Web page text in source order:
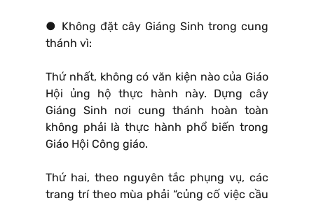
● Không đặt cây Giáng Sinh trong cung
thánh vì:
Thứ nhất, không có văn kiện nào của Giáo
Hội ủng hộ thực hành này. Dựng cây
Giáng Sinh nơi cung thánh hoàn toàn
không phải là thực hành phổ biến trong
Giáo Hội Công giáo.
Thứ hai, theo nguyên tắc phụng vụ, các
trang trí theo mùa phải “củng cố việc cầu